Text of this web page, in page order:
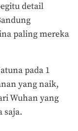
detail
paling mereka
pada 1
yang naik,
Wuhan yang
saja.